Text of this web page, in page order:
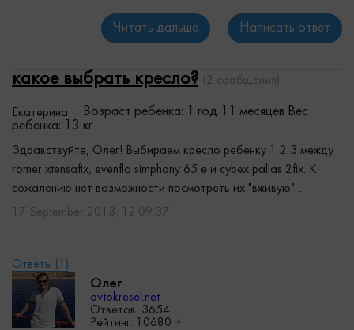
Читать дальше Написать ответ
какое выбрать кресло? (2 сообщения)
Екатерина Возраст ребенка: 1 год 11 месяцев Вес
ребенка: 13 кг
Здравствуйте, Олег! Выбираем кресло ребенку 1 2 3 между
romer xtensafix, evenflo simphony 65 e и cybex pallas 2fix. К
сожалению нет возможности посмотреть их "вживую"....
17 September 2013, 12:09:37
Олег
avtokresel.net
Ответов: 3654
Рейтинг:
10680 +